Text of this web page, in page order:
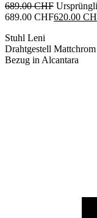
689.00CHF
689.00 CHF620.00
Stuhl Leni
Drahtgestell Mattchrom
Bezug in Alcantara